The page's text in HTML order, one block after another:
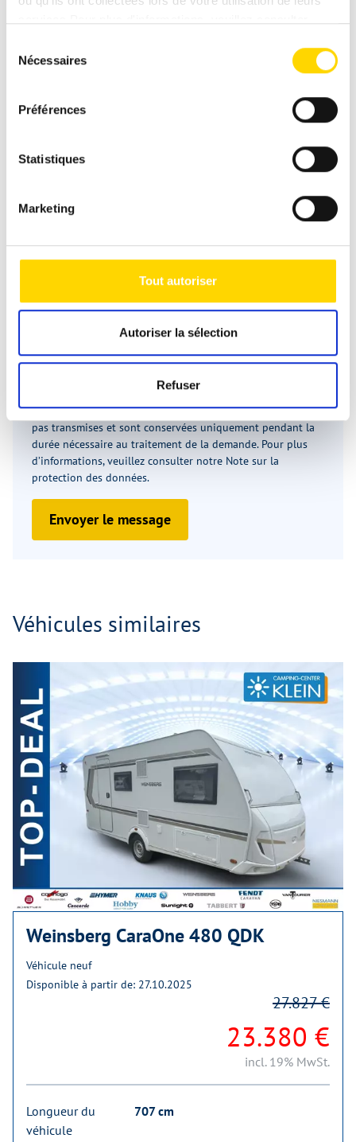
Nécessaires
Préférences
Statistiques
Marketing
Tout autoriser
Autoriser la sélection
Refuser
Téléphone
Les champs avec * sont obligatoires !
Si vous nous contactez via notre formulaire de contact
contact que vous avez fournies, seront enregistrées dans la
boîte mail pour traiter la demande. Ces données ne seront
pas transmises et sont conservées uniquement pendant la
durée nécessaire au traitement de la demande. Pour plus
d’informations, veuillez consulter notre Note sur la
protection des données.
Envoyer le message
Véhicules similaires
Weinsberg CaraOne 480 QDK
Véhicule neuf
Disponible à partir de: 27.10.2025
23.380 €
27.827 €
incl. 19% MwSt.
Longueur du
véhicule
707 cm